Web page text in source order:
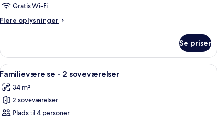
Gratis Wi-Fi
Flere oplysninger
Flere
-
havudsigt
Se priser
Indlæs
alle
billeder
af
Familieværelse
En balkon med to hvide
10
Familieværelse - 2 soveværelser
34 m²
2 soveværelser
Plads til 4 personer